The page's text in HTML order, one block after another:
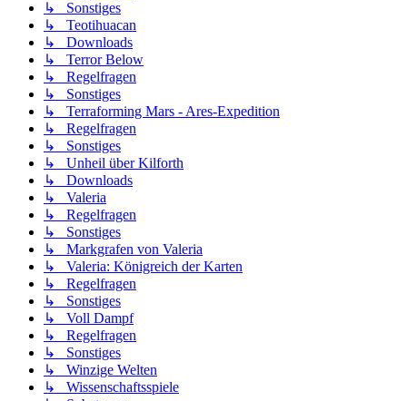
↳ Sonstiges
↳ Teotihuacan
↳ Downloads
↳ Terror Below
↳ Regelfragen
↳ Sonstiges
↳ Terraforming Mars - Ares-Expedition
↳ Regelfragen
↳ Sonstiges
↳ Unheil über Kilforth
↳ Downloads
↳ Valeria
↳ Regelfragen
↳ Sonstiges
↳ Markgrafen von Valeria
↳ Valeria: Königreich der Karten
↳ Regelfragen
↳ Sonstiges
↳ Voll Dampf
↳ Regelfragen
↳ Sonstiges
↳ Winzige Welten
↳ Wissenschaftsspiele